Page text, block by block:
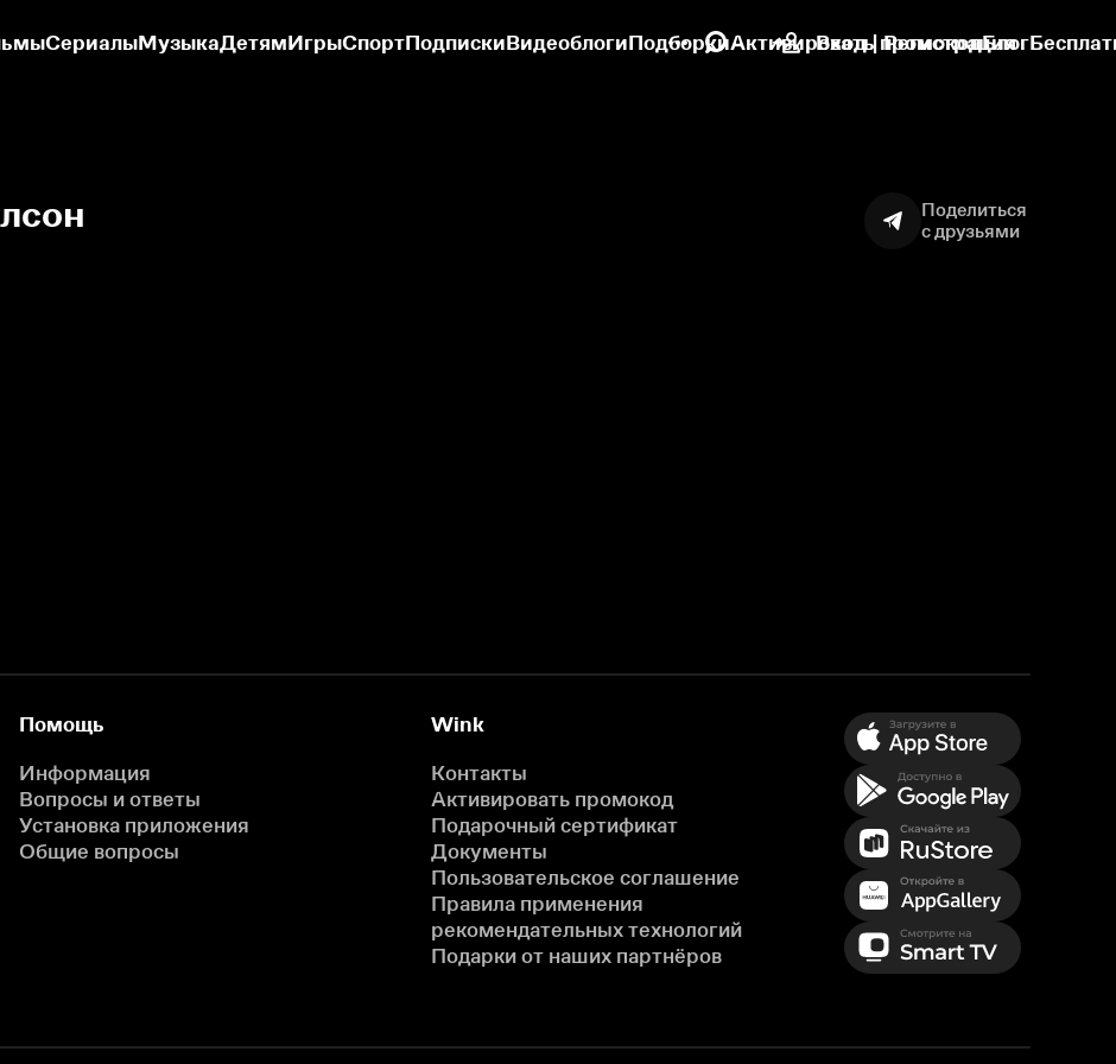
СериалыМузыкаДетямИгрыСпортПодпискиВидеоблогиПодборкиАктивировать промокодБлог
Вход | Регистрация
Поделиться
с друзьями
Помощь
Информация
Вопросы и ответы
Установка приложения
Общие вопросы
Wink
Контакты
Активировать промокод
Подарочный сертификат
Документы
Пользовательское соглашение
Правила применения
рекомендательных технологий
Подарки от наших партнёров